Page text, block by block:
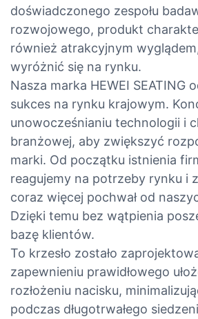
doświadczonego zespołu
rozwojowego, produkt
również atrakcyjnym
wyróżnić się na rynku.
Nasza marka HEWEI SEATING
sukces na rynku krajowym.
unowocześnianiu technologii i
branżowej, aby zwiększyć
marki. Od początku istnienia
reagujemy na potrzeby rynku i
coraz więcej pochwał od
Dzięki temu bez wątpienia
bazę klientów.
To krzesło zostało
zapewnieniu prawidłowego
rozłożeniu nacisku,
podczas długotrwałego